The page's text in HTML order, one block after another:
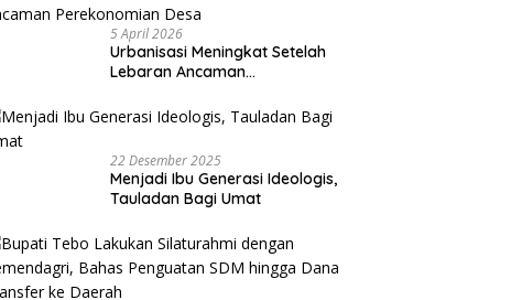
5 April 2026
Urbanisasi Meningkat Setelah
Lebaran Ancaman
22 Desember 2025
Menjadi Ibu Generasi Ideologis,
Tauladan Bagi Umat